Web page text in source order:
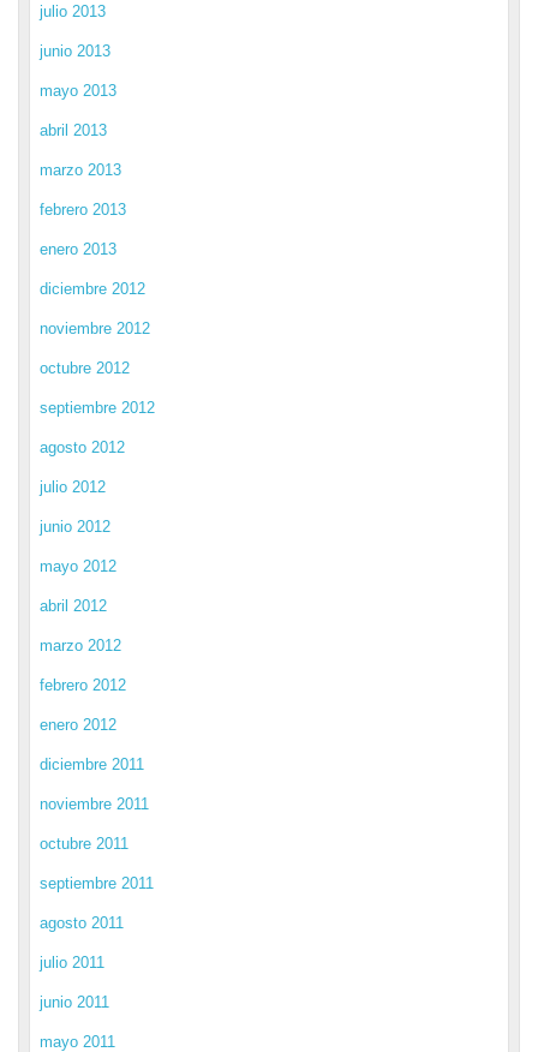
julio 2013
junio 2013
mayo 2013
abril 2013
marzo 2013
febrero 2013
enero 2013
diciembre 2012
noviembre 2012
octubre 2012
septiembre 2012
agosto 2012
julio 2012
junio 2012
mayo 2012
abril 2012
marzo 2012
febrero 2012
enero 2012
diciembre 2011
noviembre 2011
octubre 2011
septiembre 2011
agosto 2011
julio 2011
junio 2011
mayo 2011